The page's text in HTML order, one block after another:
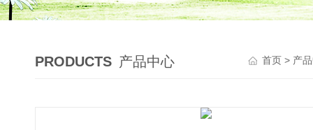
PRODUCTS 产品中心 首页 > 产